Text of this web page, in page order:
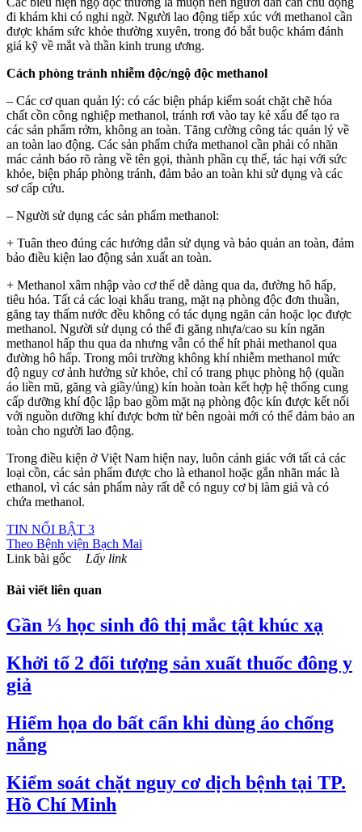
đi khám khi có nghi ngờ. Người lao động tiếp xúc với methanol cần
được khám sức khỏe thường xuyên, trong đó bắt buộc khám đánh
giá kỹ về mắt và thần kinh trung ương.
Cách phòng tránh nhiễm độc/ngộ độc methanol
– Các cơ quan quản lý: có các biện pháp kiểm soát chặt chẽ hóa
chất cồn công nghiệp methanol, tránh rơi vào tay kẻ xấu để tạo ra
các sản phẩm rởm, không an toàn. Tăng cường công tác quản lý về
an toàn lao động. Các sản phẩm chứa methanol cần phải có nhãn
mác cảnh báo rõ ràng về tên gọi, thành phần cụ thể, tác hại với sức
khỏe, biện pháp phòng tránh, đảm bảo an toàn khi sử dụng và các
sơ cấp cứu.
– Người sử dụng các sản phẩm methanol:
+ Tuân theo đúng các hướng dẫn sử dụng và bảo quản an toàn, đảm
bảo điều kiện lao động sản xuất an toàn.
+ Methanol xâm nhập vào cơ thể dễ dàng qua da, đường hô hấp,
tiêu hóa. Tất cả các loại khẩu trang, mặt nạ phòng độc đơn thuần,
găng tay thấm nước đều không có tác dụng ngăn cản hoặc lọc được
methanol. Người sử dụng có thể đi găng nhựa/cao su kín ngăn
methanol hấp thu qua da nhưng vẫn có thể hít phải methanol qua
đường hô hấp. Trong môi trường không khí nhiễm methanol mức
độ nguy cơ ảnh hưởng sử khỏe, chỉ có trang phục phòng hộ (quần
áo liền mũ, găng và giầy/ủng) kín hoàn toàn kết hợp hệ thống cung
cấp dưỡng khí độc lập bao gồm mặt nạ phòng độc kín được kết nối
với nguồn dưỡng khí được bơm từ bên ngoài mới có thể đảm bảo an
toàn cho người lao động.
Trong điều kiện ở Việt Nam hiện nay, luôn cảnh giác với tất cả các
loại cồn, các sản phẩm được cho là ethanol hoặc gắn nhãn mác là
ethanol, vì các sản phẩm này rất dễ có nguy cơ bị làm giả và có
chứa methanol.
TIN NỔI BẬT 3
Theo Bệnh viện Bạch Mai
Link bài gốc
Lấy link
Bài viết liên quan
Gần ⅓ học sinh đô thị mắc tật khúc xạ
Khởi tố 2 đối tượng sản xuất thuốc đông y
giả
Hiểm họa do bất cẩn khi dùng áo chống
nắng
Kiểm soát chặt nguy cơ dịch bệnh tại TP.
Hồ Chí Minh